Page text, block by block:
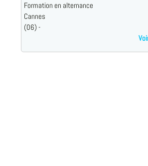
Formation en alternance
Cannes
(06) -